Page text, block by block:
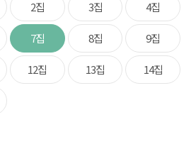
2집 3집 4집
7집 8집 9집
12집 13집 14집